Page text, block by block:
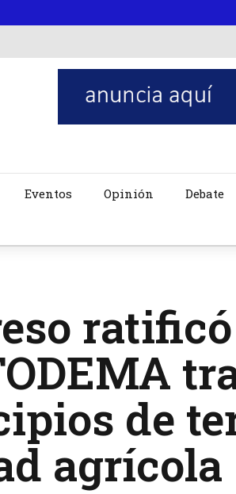
Eventos Opinión Debate
de
agrícola